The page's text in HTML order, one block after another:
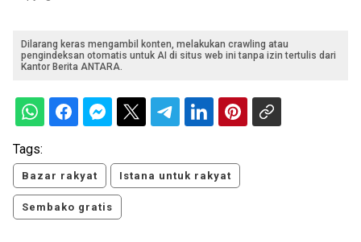
Dilarang keras mengambil konten, melakukan crawling atau
pengindeksan otomatis untuk AI di situs web ini tanpa izin tertulis dari
Kantor Berita ANTARA.
Tags:
Bazar rakyat Istana untuk rakyat
Sembako gratis